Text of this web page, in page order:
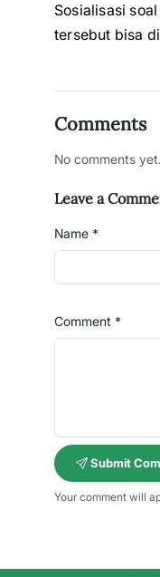
Sosialisasi
tersebut bisa
Comments
No comments
Leave a
Name *
Comment *
Submit
Your comment will